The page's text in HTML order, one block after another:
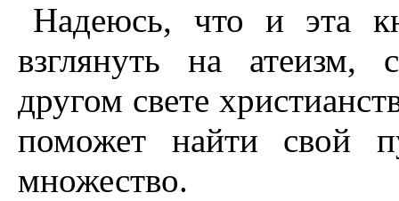
Надеюсь, что и эта
взглянуть на атеизм,
другом свете
поможет найти свой
множество.